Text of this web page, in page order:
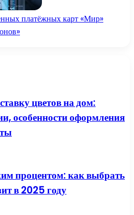
платёжных карт «Мир»
цветов на дом:
особенности оформления
процентом: как выбрать
в 2025 году